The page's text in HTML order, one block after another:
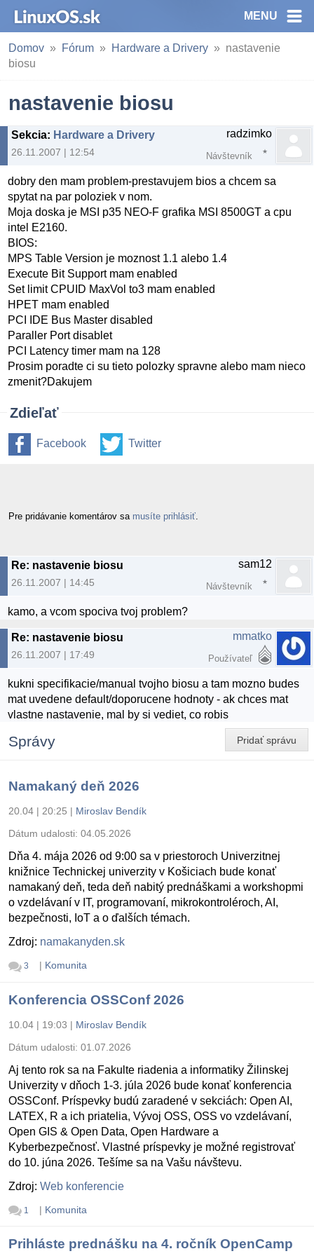
MENU
Domov Fórum Hardware a Drivery
nastavenie
biosu
nastavenie biosu
Sekcia: Hardware a Drivery
26.11.2007 | 12:54
radzimko
Návštevník
dobry den mam problem-prestavujem bios a chcem sa
spytat na par poloziek v nom.
Moja doska je MSI p35 NEO-F grafika MSI 8500GT a cpu
intel E2160.
BIOS:
MPS Table Version je moznost 1.1 alebo 1.4
Execute Bit Support mam enabled
Set limit CPUID MaxVol to3 mam enabled
HPET mam enabled
PCI IDE Bus Master disabled
Paraller Port disablet
PCI Latency timer mam na 128
Prosim poradte ci su tieto polozky spravne alebo mam nieco
zmenit?Dakujem
Zdieľať
Facebook Twitter
Pre pridávanie komentárov sa musíte prihlásiť
Re: nastavenie biosu
26.11.2007 | 14:45
sam12
Návštevník
kamo, a vcom spociva tvoj problem?
Re: nastavenie biosu
26.11.2007 | 17:49
mmatko
Používateľ
kukni specifikacie/manual tvojho biosu a tam mozno budes
mat uvedene default/doporucene hodnoty - ak chces mat
vlastne nastavenie, mal by si vediet, co robis
Pridať správu
Správy
Namakaný deň 2026
20.04 | 20:25 | Miroslav Bendík
Dátum udalosti: 04.05.2026
Dňa 4. mája 2026 od 9:00 sa v priestoroch Univerzitnej
knižnice Technickej univerzity v Košiciach bude konať
namakaný deň, teda deň nabitý prednáškami a workshopmi
o vzdelávaní v IT, programovaní, mikrokontroléroch, AI,
bezpečnosti, IoT a o ďalších témach.
Zdroj: namakanyden.sk
3 | Komunita
Konferencia OSSConf 2026
10.04 | 19:03 | Miroslav Bendík
Dátum udalosti: 01.07.2026
Aj tento rok sa na Fakulte riadenia a informatiky Žilinskej
Univerzity v dňoch 1-3. júla 2026 bude konať konferencia
OSSConf. Príspevky budú zaradené v sekciách: Open AI,
LATEX, R a ich priatelia, Vývoj OSS, OSS vo vzdelávaní,
Open GIS & Open Data, Open Hardware a
Kyberbezpečnosť. Vlastné príspevky je možné registrovať
do 10. júna 2026. Tešíme sa na Vašu návštevu.
Zdroj: Web konferencie
1 | Komunita
Prihláste prednášku na 4. ročník OpenCamp